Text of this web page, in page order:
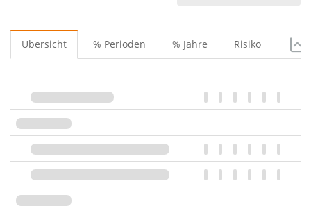
Übersicht % Perioden % Jahre Risiko